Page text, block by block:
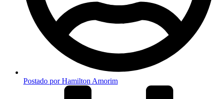
Postado porHamilton Amorim